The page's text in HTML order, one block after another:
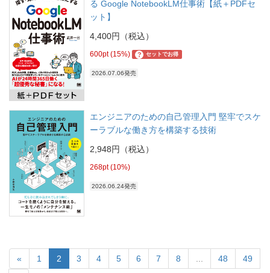
る Google NotebookLM仕事術【紙＋PDFセ
ット】
4,400円（税込）
600pt (15%) ? セットでお得
2026.07.06発売
エンジニアのための自己管理入門 堅牢でスケ
ーラブルな働き方を構築する技術
2,948円（税込）
268pt (10%)
2026.06.24発売
« 1 2 3 4 5 6 7 8 48 49